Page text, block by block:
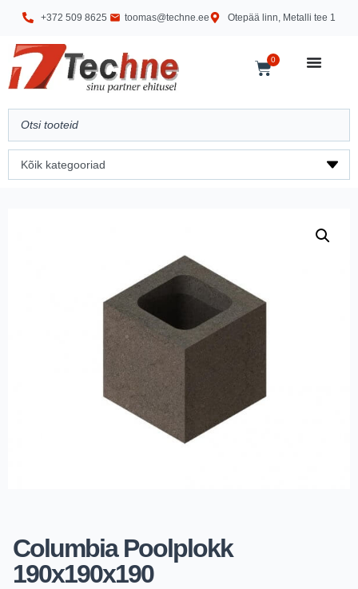
+372 509 8625 toomas@techne.ee Otepää linn, Metalli tee 1
0
Columbia Poolplokk
190x190x190